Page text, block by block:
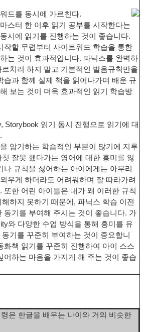
드를 동시에 가르친다.
스터 한 이후 읽기 공부를 시작한다는
시에 읽기를 진행하는 것이 좋습니다.
작할 무렵부터 사이트워드 학습을 통한
는 것이 효과적입니다. 파닉스를 완벽하
치려 하지 말고 기본적인 발음규칙만을
습과 함께 실제 책을 읽어나가며 배운 규
보는 것이 더욱 효과적인 읽기 학습방
읽기 동시 진행으로 읽기에 대
암기하는 학습적인 부분이 많기에 지루
잘못 했다가는 영어에 대한 흥미를 잃
나 규칙을 싫어하는 아이에게는 아무리
우게 하더라도 어려워하며 잘 따라가려
또한 어린 아이들은 내가 왜 이러한 규칙
하지 못하기 때문에, 파닉스 학습 이전
동기를 부여해 주시는 것이 좋습니다. 가
와 다양한 수업 방식을 통해 흥미를 유
기를 꾸준히 부여하는 것이 중요합니
화책 읽기를 꾸준히 진행하여 아이 스스
어하는 마음을 가지게 해 주는 것이 좋습
은 한글을 배우는 나이와 거의 비슷한